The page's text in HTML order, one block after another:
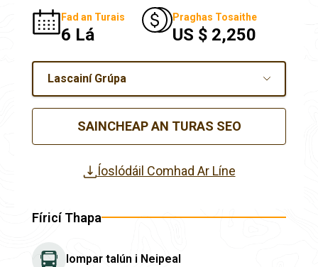
Fad an Turais
6 Lá
Praghas Tosaithe
US $ 2,250
Lascainí Grúpa
SAINCHEAP AN TURAS SEO
Íoslódáil Comhad Ar Líne
Fíricí Thapa
Iompar talún i Neipeal